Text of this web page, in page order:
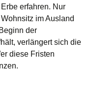
erfahren. Nur
im Ausland
der
verlängert sich die
diese Fristen